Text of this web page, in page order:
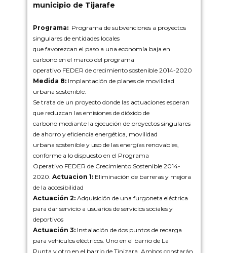
municipio de Tijarafe
Programa: Programa de subvenciones a proyectos
singulares de entidades locales
que favorezcan el paso a una economía baja en
carbono en el marco del programa
operativo FEDER de crecimiento sostenible 2014-2020
Medida 8: Implantación de planes de movilidad
urbana sostenible.
Se trata de un proyecto donde las actuaciones esperan
que reduzcan las emisiones de dióxido de
carbono mediante la ejecución de proyectos singulares
de ahorro y eficiencia energética, movilidad
urbana sostenible y uso de las energías renovables,
conforme a lo dispuesto en el Programa
Operativo FEDER de Crecimiento Sostenible 2014-
2020. Actuacion 1: Eliminación de barreras y mejora
de la accesibilidad
Actuación 2: Adquisición de una furgoneta eléctrica
para dar servicio a usuarios de servicios sociales y
deportivos
Actuación 3: Instalación de dos puntos de recarga
para vehículos eléctricos. Uno en el barrio de La
Punta y otro en el barrio de Tinizara. Ambos constarán